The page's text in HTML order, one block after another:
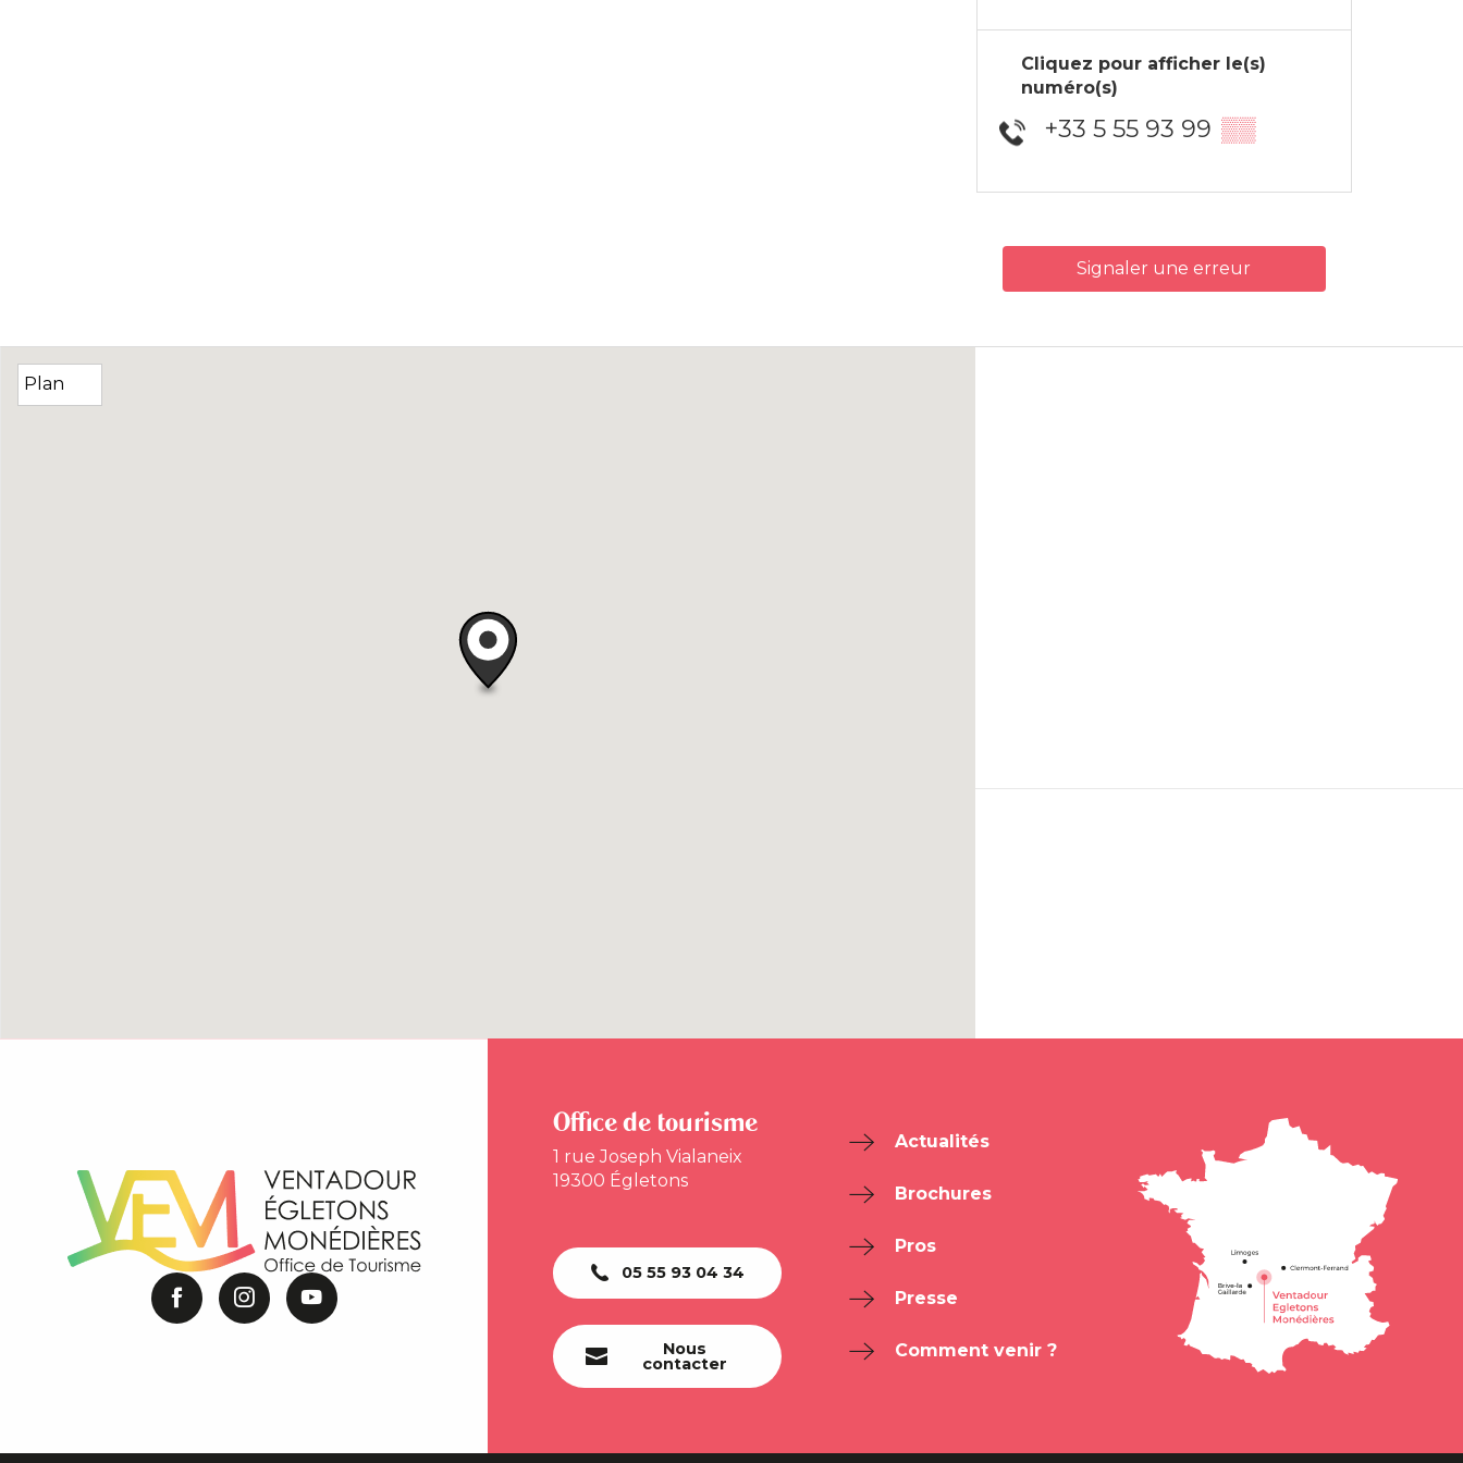
Cliquez pour afficher le(s)
numéro(s)
+33 5 55 93 99 ▒▒
Signaler une erreur
Office de tourisme
1 rue Joseph Vialaneix
19300 Égletons
05 55 93 04 34
Nous
contacter
Actualités
Brochures
Pros
Presse
Comment venir ?